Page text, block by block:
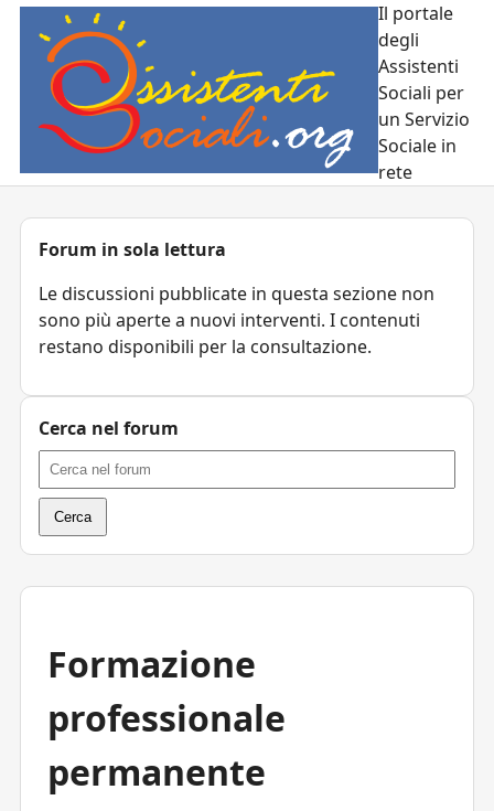
Il portale
degli
Assistenti
Sociali per
un Servizio
Sociale in
rete
Formazione
professionale
permanente
Forum in sola lettura
Le discussioni pubblicate in questa sezione non
sono più aperte a nuovi interventi. I contenuti
restano disponibili per la consultazione.
Cerca nel forum
Cerca